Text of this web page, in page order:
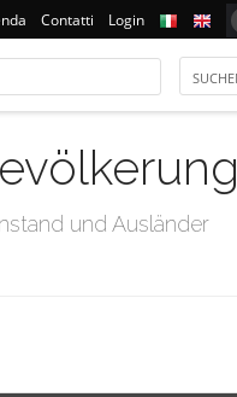
Contatti Login
und Ausländer